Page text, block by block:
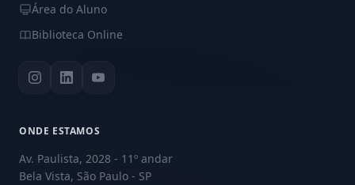
Área do Aluno
Biblioteca Online
ONDE ESTAMOS
Av. Paulista, 2028 - 11º andar
Bela Vista, São Paulo - SP